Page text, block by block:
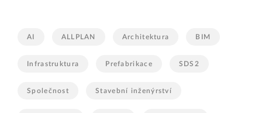
AI ALLPLAN Architektura BIM
Infrastruktura Prefabrikace SDS2
Společnost Stavební inženýrství